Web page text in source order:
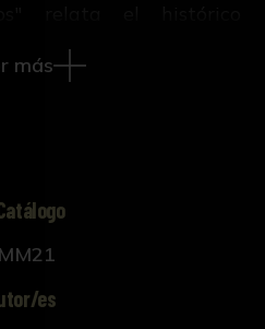
de trabajo tabacalero
más
es